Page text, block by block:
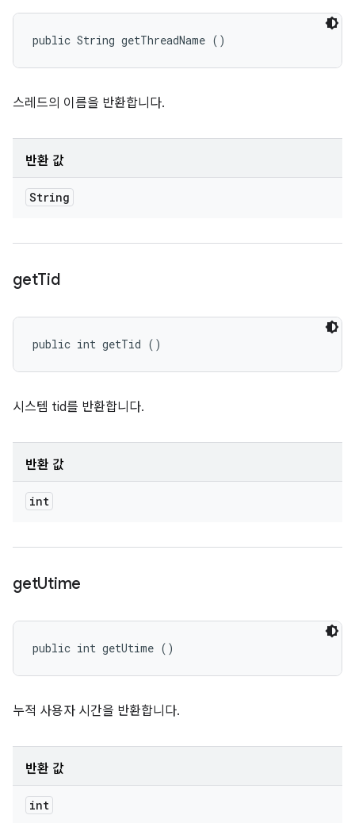
public String getThreadName ()
스레드의 이름을 반환합니다.
반환 값
String
getTid
public int getTid ()
시스템 tid를 반환합니다.
반환 값
int
getUtime
public int getUtime ()
누적 사용자 시간을 반환합니다.
반환 값
int